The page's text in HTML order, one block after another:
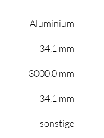
Aluminium
34,1 mm
3000,0 mm
34,1 mm
sonstige